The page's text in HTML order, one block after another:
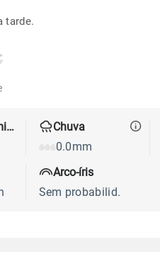
tarde.
Sensação térmica
Chuva
0.0mm
Arco-íris
Sem probabilid.